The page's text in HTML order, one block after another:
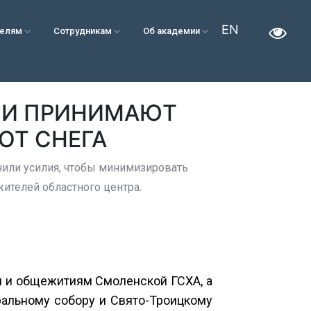
Сотрудникам Об академии EN
ПРИНИМАЮТ
СНЕГА
усилия, чтобы минимизировать
областного центра.
общежитиям Смоленской ГСХА, а
собору и Свято-Троицкому